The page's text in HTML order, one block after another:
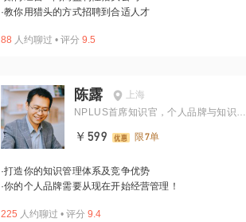
·教你用猎头的方式招聘到合适人才
88 人约聊过 • 评分 9.5
陈露
上海
NPLUS首席知识官，个人品牌与知识管
￥599 限7单
·打造你的知识管理体系及竞争优势
·你的个人品牌需要从现在开始经营管理！
225 人约聊过 • 评分 9.4